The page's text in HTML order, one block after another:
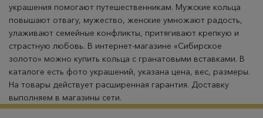
украшения помогают путешественникам. Мужские кольца
повышают отвагу, мужество, женские умножают радость,
улаживают семейные конфликты, притягивают крепкую и
страстную любовь. В интернет-магазине «Сибирское
золото» можно купить кольца с гранатовыми вставками. В
каталоге есть фото украшений, указана цена, вес, размеры.
На товары действует расширенная гарантия. Доставку
выполняем в магазины сети.